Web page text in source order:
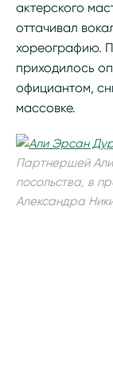
актерского
оттачивал
хореографию.
приходилось
официантом,
массовке.
Партнершей
посольства, в
Александра